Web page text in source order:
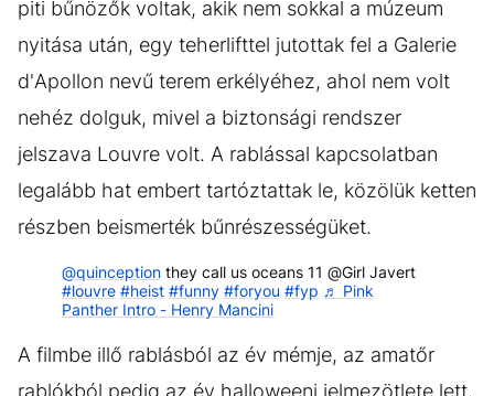
piti bűnözők voltak, akik nem sokkal a múzeum
nyitása után, egy teherlifttel jutottak fel a Galerie
d'Apollon nevű terem erkélyéhez, ahol nem volt
nehéz dolguk, mivel a biztonsági rendszer
jelszava Louvre volt. A rablással kapcsolatban
legalább hat embert tartóztattak le, közölük ketten
részben beismerték bűnrészességüket.
@quinception they call us oceans 11 @Girl Javert
#louvre #heist #funny #foryou #fyp ♬ Pink
Panther Intro - Henry Mancini
A filmbe illő rablásból az év mémje, az amatőr
rablókból pedig az év halloweeni jelmezötlete lett.